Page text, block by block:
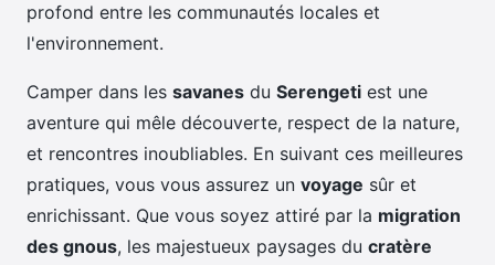
profond entre les communautés locales et
l'environnement.
Camper dans les savanes du Serengeti est une
aventure qui mêle découverte, respect de la nature,
et rencontres inoubliables. En suivant ces meilleures
pratiques, vous vous assurez un voyage sûr et
enrichissant. Que vous soyez attiré par la migration
des gnous, les majestueux paysages du cratère